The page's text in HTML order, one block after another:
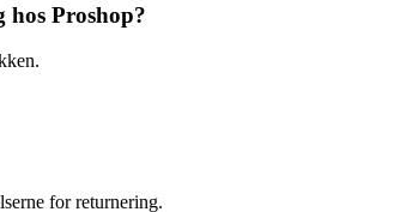
Proshop?
for returnering.